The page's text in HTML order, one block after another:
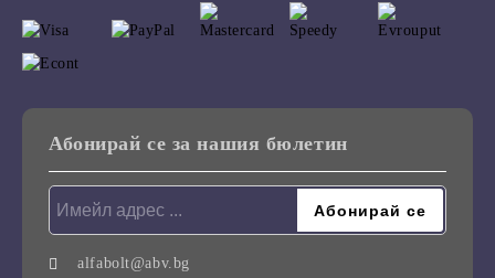
Абонирай се за нашия бюлетин
alfabolt@abv.bg